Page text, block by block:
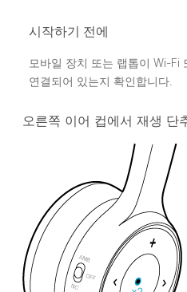
시작하기 전에
모바일 장치 또는 랩톱이 Wi-Fi
연결되어 있는지 확인합니다.
오른쪽 이어 컵에서 재생 단